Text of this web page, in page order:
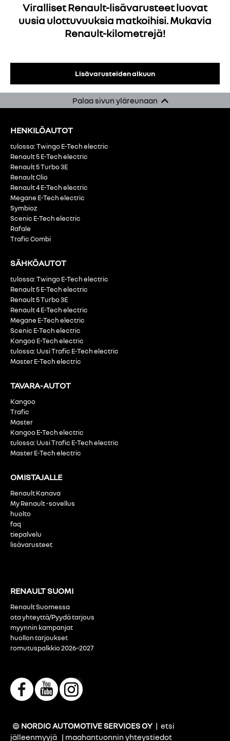
Viralliset Renault-lisävarusteet luovat
uusia ulottuvuuksia matkoihisi. Mukavia
Renault-kilometrejä!
Lisävarusteiden alkuun
Palaa sivun yläreunaan
HENKILÖAUTOT
tulossa: Twingo E-Tech electric
Renault 5 E-Tech electric
Renault 5 Turbo 3E
Renault Clio
Renault 4 E-Tech electric
Megane E-Tech electric
Symbioz
Scenic E-Tech electric
Rafale
Trafic Combi
SÄHKÖAUTOT
tulossa: Twingo E-Tech electric
Renault 5 E-Tech electric
Renault 5 Turbo 3E
Renault 4 E-Tech electric
Megane E-Tech electric
Scenic E-Tech electric
Kangoo E-Tech electric
tulossa: Uusi Trafic E-Tech electric
Master E-Tech electric
TAVARA-AUTOT
Kangoo
Trafic
Master
Kangoo E-Tech electric
tulossa: Uusi Trafic E-Tech electric
Master E-Tech electric
OMISTAJALLE
Renault Kanava
My Renault -sovellus
huolto
faq
tiepalvelu
lisävarusteet
RENAULT SUOMI
Renault Suomessa
ota yhteyttä/Pyydä tarjous
myynnin kampanjat
huollon tarjoukset
romutuspalkkio 2026–2027
NORDIC AUTOMOTIVE SERVICES OY | etsi
jälleenmyyjä | maahantuonnin yhteystiedot